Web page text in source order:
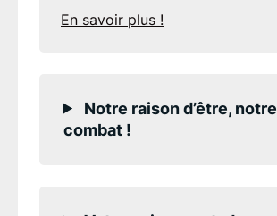
En savoir plus !
Notre raison d’être, notre
combat !